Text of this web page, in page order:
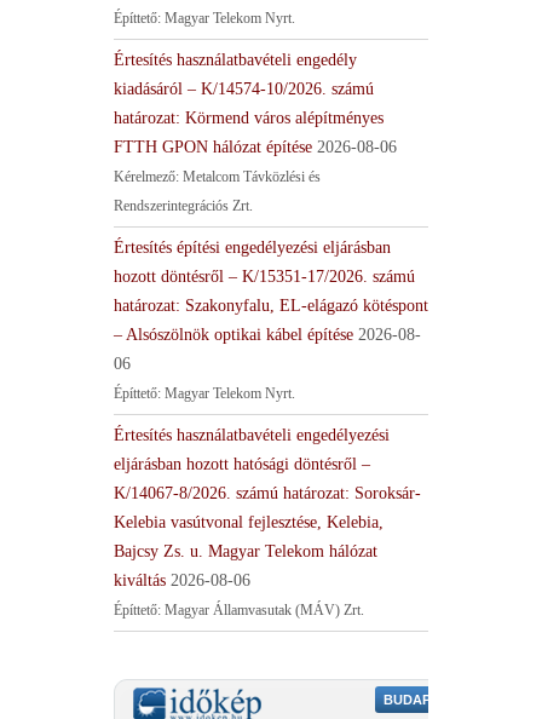
Építtető: Magyar Telekom Nyrt.
Értesítés használatbavételi engedély
kiadásáról – K/14574-10/2026. számú
határozat: Körmend város alépítményes
FTTH GPON hálózat építése 2026-08-06
Kérelmező: Metalcom Távközlési és
Rendszerintegrációs Zrt.
Értesítés építési engedélyezési eljárásban
hozott döntésről – K/15351-17/2026. számú
határozat: Szakonyfalu, EL-elágazó kötéspont
– Alsószölnök optikai kábel építése 2026-08-
06
Építtető: Magyar Telekom Nyrt.
Értesítés használatbavételi engedélyezési
eljárásban hozott hatósági döntésről –
K/14067-8/2026. számú határozat: Soroksár-
Kelebia vasútvonal fejlesztése, Kelebia,
Bajcsy Zs. u. Magyar Telekom hálózat
kiváltás 2026-08-06
Építtető: Magyar Államvasutak (MÁV) Zrt.